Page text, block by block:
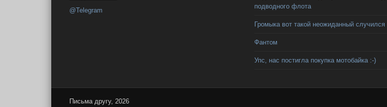
@Telegram
подводного флота
Громыка вот такой неожиданный случился
Фантом
Упс, нас постигла покупка мотобайка :-)
Письма другу, 2026